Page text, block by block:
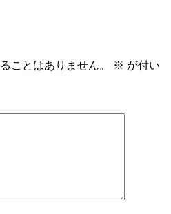
ことはありません。 ※ が付い